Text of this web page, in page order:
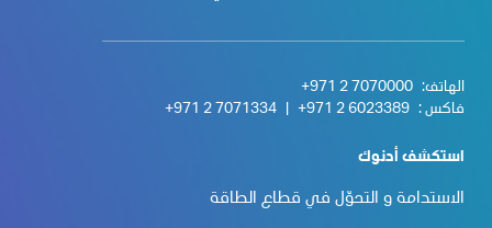
الهاتف: +971 2 7070000
فاكس : +971 2 6023389
+971 2 7071334
استكشف أدنوك
الاستدامة و التحوّل في قطاع الطاقة